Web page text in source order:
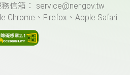
信箱： service@ner.gov.tw
Chrome、Firefox、Apple Safari